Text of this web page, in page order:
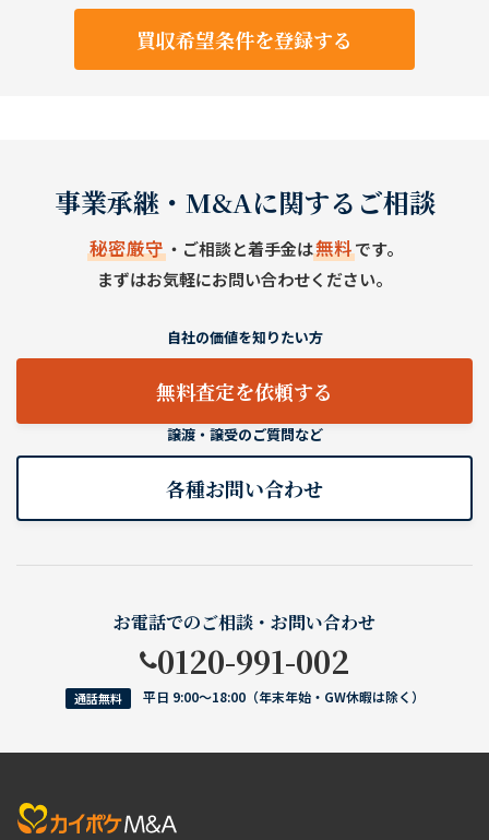
買収希望条件を登録する
事業承継・M&Aに関するご相談
秘密厳守・ご相談と着手金は無料です。
まずはお気軽にお問い合わせください。
自社の価値を知りたい方
無料査定を依頼する
譲渡・譲受のご質問など
各種お問い合わせ
お電話でのご相談・お問い合わせ
0120-991-002
通話無料 平日 9:00〜18:00（年末年始・GW休暇は除く）